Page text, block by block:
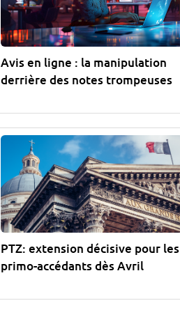
Avis en ligne : la manipulation
derrière des notes trompeuses
PTZ: extension décisive pour les
primo-accédants dès Avril